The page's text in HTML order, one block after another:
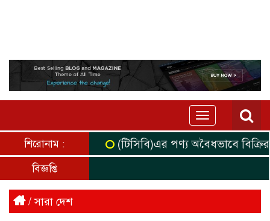
Toggle
navigation
শিরোনাম :
(টিসিবি)এর পণ্য অবৈধভাবে বিক্রির
বিজ্ঞপ্তি
/সারা দেশ